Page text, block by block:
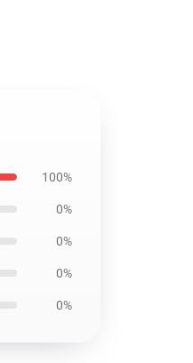
100%
0%
0%
0%
0%